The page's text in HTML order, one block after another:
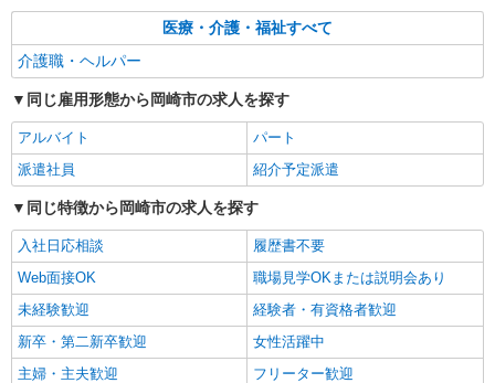
キープ 詳細を見る
パート
エイジフリーハウス岡崎六名
サービス付き高齢者向け住宅／介護職／16-20
時給1,193円〜1,257円 ※経験・能力・資格等
による 社会福祉士・介護福祉士 時給1,257円 その
他資格 時給1,193円 ※一律処遇改善加算含む 〇時
間外勤務手当 〇土日祝勤務手当 〇夜勤手当 〇深
夜勤務手当 〇年末年始勤務手当 〇早朝7:00〜
8:00/夜間18:00〜20:00は時給25％UP
エイジフリーハウス岡崎六名 愛知県岡崎市六
詳細を見る
パート
エイジフリーハウス岡崎六名
サービス付き高齢者向け住宅／介護職／日勤の
医療・介護・福祉すべて
介護職・ヘルパー
同じ雇用形態から岡崎市の求人を探す
アルバイト
パート
派遣社員
紹介予定派遣
同じ特徴から岡崎市の求人を探す
入社日応相談
履歴書不要
Web面接OK
職場見学OKまたは説明会あり
未経験歓迎
経験者・有資格者歓迎
新卒・第二新卒歓迎
女性活躍中
主婦・主夫歓迎
フリーター歓迎